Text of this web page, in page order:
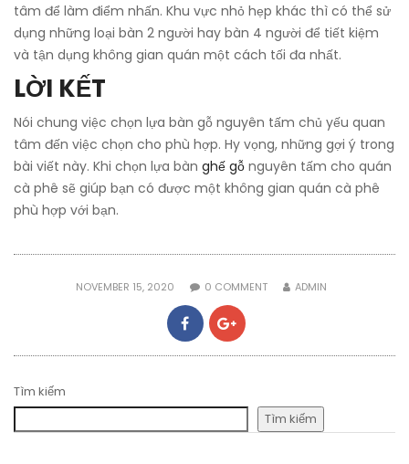
tâm để làm điểm nhấn. Khu vực nhỏ hẹp khác thì có thể sử
dụng những loại bàn 2 người hay bàn 4 người để tiết kiệm
và tận dụng không gian quán một cách tối đa nhất.
LỜI KẾT
Nói chung việc chọn lựa bàn gỗ nguyên tấm chủ yếu quan
tâm đến việc chọn cho phù hợp. Hy vọng, những gợi ý trong
bài viết này. Khi chọn lựa bàn ghế gỗ nguyên tấm cho quán
cà phê sẽ giúp bạn có được một không gian quán cà phê
phù hợp với bạn.
NOVEMBER 15, 2020 0 COMMENT ADMIN
Tìm kiếm
Tìm kiếm